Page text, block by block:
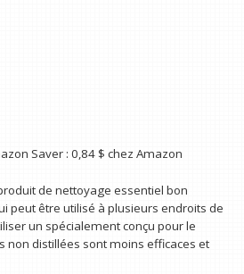
Saver : 0,84 $ chez Amazon
de nettoyage essentiel bon
peut être utilisé à plusieurs endroits de
un spécialement conçu pour le
non distillées sont moins efficaces et